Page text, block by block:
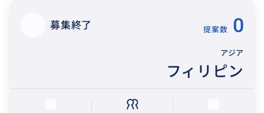
募集終了 提案数 0
アジア
フィリピン